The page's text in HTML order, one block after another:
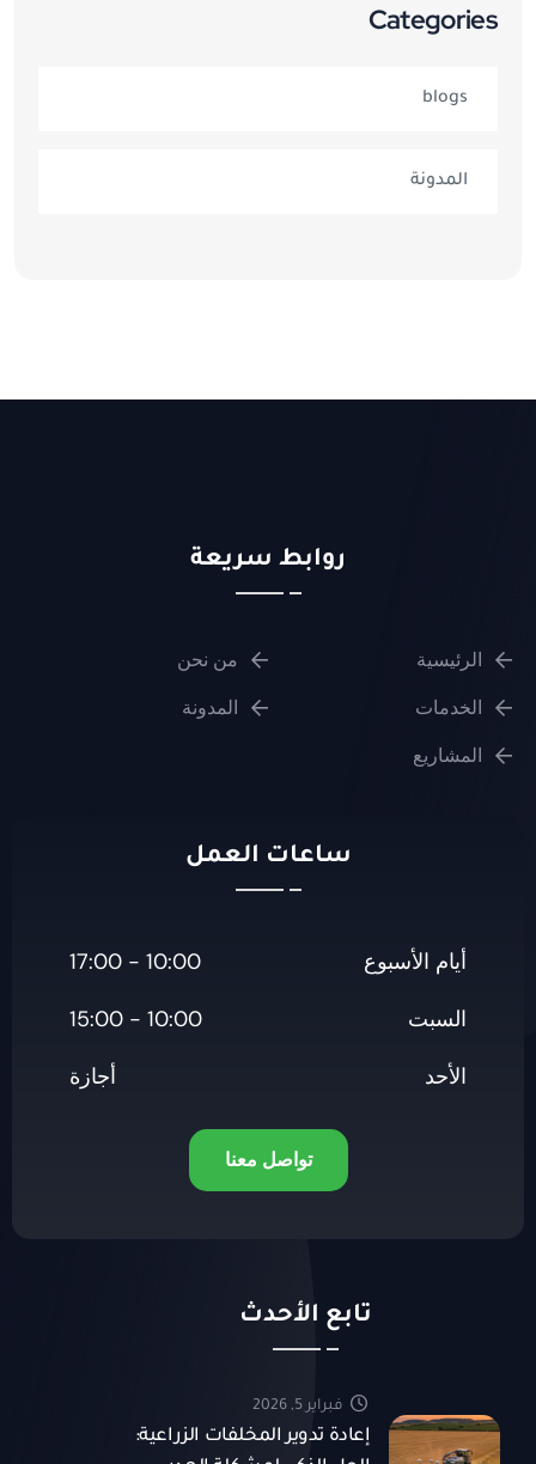
Categories
blogs
المدونة
روابط سريعة
الرئيسية
من نحن
الخدمات
المدونة
المشاريع
ساعات العمل
أيام الأسبوع
10:00 - 17:00
السبت
10:00 - 15:00
الأحد
أجازة
تواصل معنا
تابع الأحدث
فبراير 5, 2026
إعادة تدوير المخلفات الزراعية: